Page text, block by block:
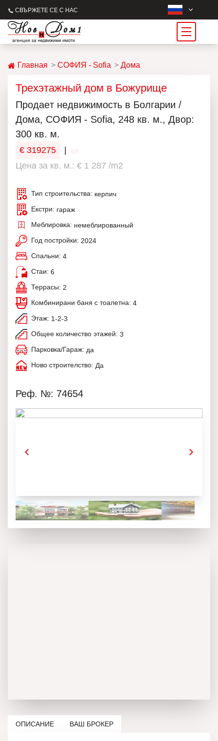
СВЪРЖЕТЕ СЕ С НАС
Главная СОФИЯ - Sofia Дома
Трехэтажный дом в Божурище
Продаeт недвижимость в Болгарии /
Дома, СОФИЯ - Sofia, 248 кв. м., Двор:
300 кв. м.
€ 319275
Цена за кв. м.: € 1 287 /m2
Тип строительства: керпич
Екстри: гараж
Меблировка: немеблированный
Год постройки: 2024
Спальни: 4
Стаи: 6
Террасы: 2
Комбинирани баня с тоалетна: 4
Этаж: 1-2-3
Общее количество этажей: 3
Парковка/Гараж: да
Ново строителство: Да
Реф. №: 74654
ОПИСАНИЕ ВАШ БРОКЕР